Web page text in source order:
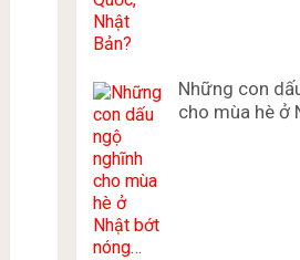
Những con
cho mùa hè ở